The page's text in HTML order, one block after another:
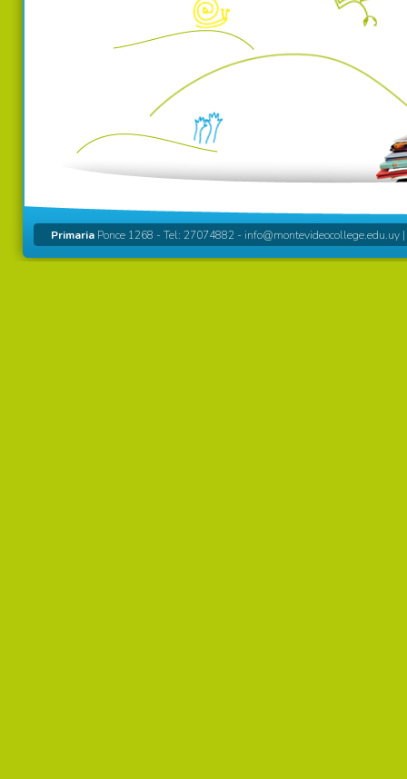
Primaria Ponce 1268 - Tel: 27074882 - info@montevideocollege.edu.uy |